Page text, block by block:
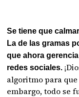
Se tiene que calmar
La de las gramas
que ahora
redes sociales.
algoritmo para
embargo, todo se